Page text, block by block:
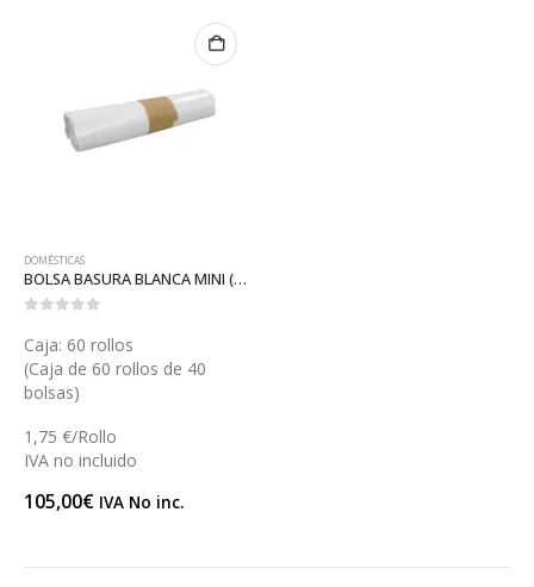
DOMÉSTICAS
BOLSA BASURA BLANCA MINI (B000)
Caja: 60 rollos
(Caja de 60 rollos de 40
bolsas)
1,75 €/Rollo
IVA no incluido
105,00€ IVA No inc.